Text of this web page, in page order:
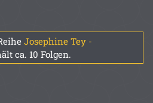
Josephine Tey -
ca. 10 Folgen.